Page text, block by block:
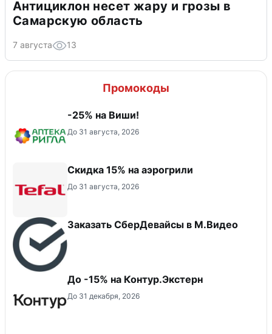
Антициклон несет жару и грозы в
Самарскую область
7 августа 13
Промокоды
-25% на Виши!
До 31 августа, 2026
Скидка 15% на аэрогрили
До 31 августа, 2026
Заказать СберДевайсы в М.Видео
До -15% на Контур.Экстерн
До 31 декабря, 2026